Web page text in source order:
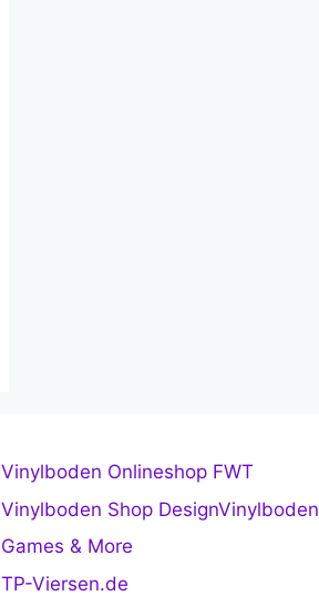
Vinylboden Onlineshop FWT
Vinylboden Shop DesignVinylboden
Games & More
TP-Viersen.de